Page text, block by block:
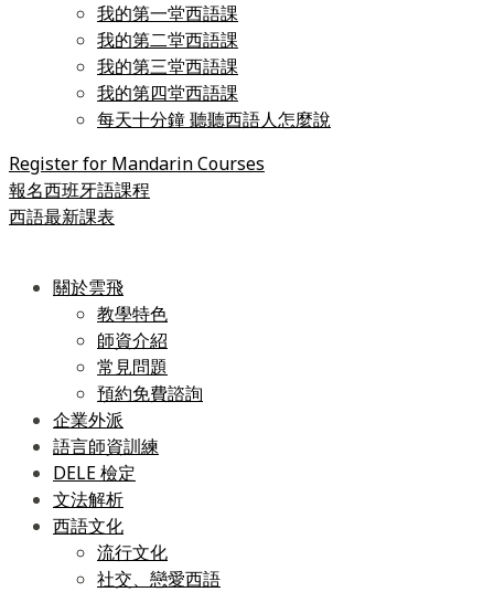
我的第一堂西語課
我的第二堂西語課
我的第三堂西語課
我的第四堂西語課
每天十分鐘 聽聽西語人怎麼說
Register for Mandarin Courses
報名西班牙語課程
西語最新課表
關於雲飛
教學特色
師資介紹
常見問題
預約免費諮詢
企業外派
語言師資訓練
DELE 檢定
文法解析
西語文化
流行文化
社交、戀愛西語